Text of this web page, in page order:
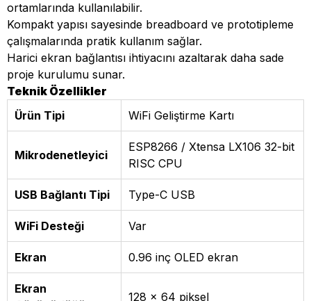
ortamlarında kullanılabilir.
Kompakt yapısı sayesinde breadboard ve prototipleme
çalışmalarında pratik kullanım sağlar.
Harici ekran bağlantısı ihtiyacını azaltarak daha sade
proje kurulumu sunar.
Teknik Özellikler
Ürün Tipi
WiFi Geliştirme Kartı
Mikrodenetleyici
ESP8266 / Xtensa LX106 32-bit
RISC CPU
USB Bağlantı Tipi Type-C USB
WiFi Desteği Var
Ekran 0.96 inç OLED ekran
Ekran
128 x 64 piksel